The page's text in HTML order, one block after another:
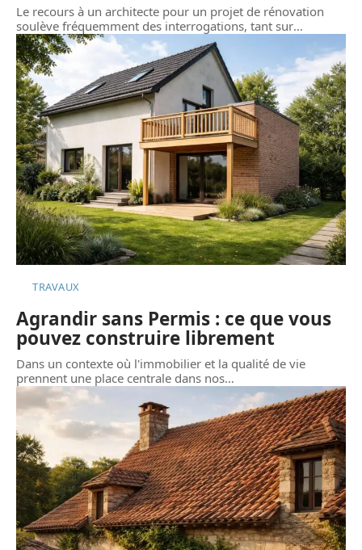
Le recours à un architecte pour un projet de rénovation
soulève fréquemment des interrogations, tant sur…
TRAVAUX
Agrandir sans Permis : ce que vous
pouvez construire librement
Dans un contexte où l'immobilier et la qualité de vie
prennent une place centrale dans nos…